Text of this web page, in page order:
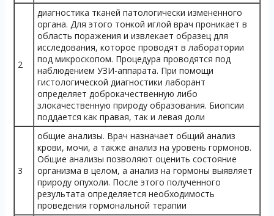
2
диагностика тканей патологически измененного
органа. Для этого тонкой иглой врач проникает в
область поражения и извлекает образец для
исследования, которое проводят в лаборатории
под микроскопом. Процедура проводятся под
наблюдением УЗИ-аппарата. При помощи
гистологической диагностики лаборант
определяет доброкачественную либо
злокачественную природу образования. Биопсии
поддается как правая, так и левая доли
3
общие анализы. Врач назначает общий анализ
крови, мочи, а также анализ на уровень гормонов.
Общие анализы позволяют оценить состояние
организма в целом, а анализ на гормоны выявляет
природу опухоли. После этого полученного
результата определяется необходимость
проведения гормональной терапии